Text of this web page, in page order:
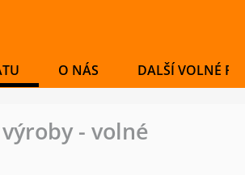
O NÁS DALŠÍ VOLNÉ
- volné